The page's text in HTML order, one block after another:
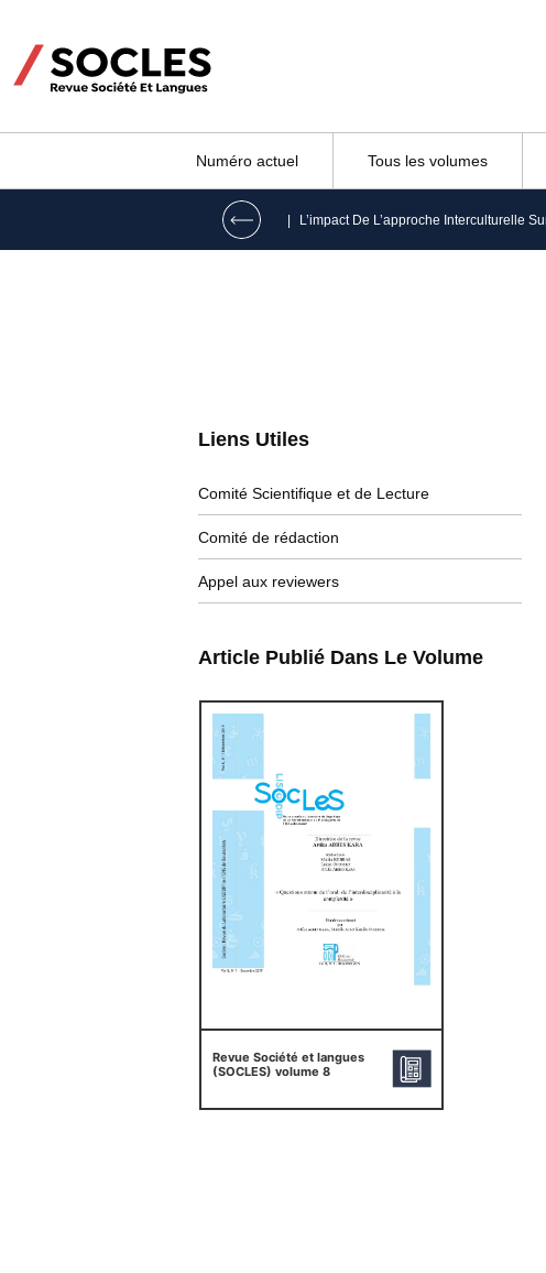
Numéro actuel Tous les volumes
|
Liens Utiles
Comité Scientifique et de Lecture
Comité de rédaction
Appel aux reviewers
Article Publié Dans Le Volume
Revue Société et langues
(SOCLES) volume 8